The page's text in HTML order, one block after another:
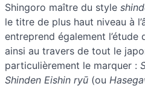
Shingoro maître du style
le titre de plus haut niveau à
entreprend également l’étude
ainsi au travers de tout le
particulièrement le marquer :
Shinden Eishin ryū (ou